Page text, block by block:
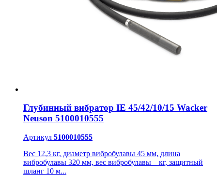
Глубинный вибратор IE 45/42/10/15 Wacker
Neuson 5100010555
Артикул 5100010555
Вес 12,3 кг, диаметр вибробулавы 45 мм, длина
вибробулавы 320 мм, вес вибробулавы _ кг, защитный
шланг 10 м...